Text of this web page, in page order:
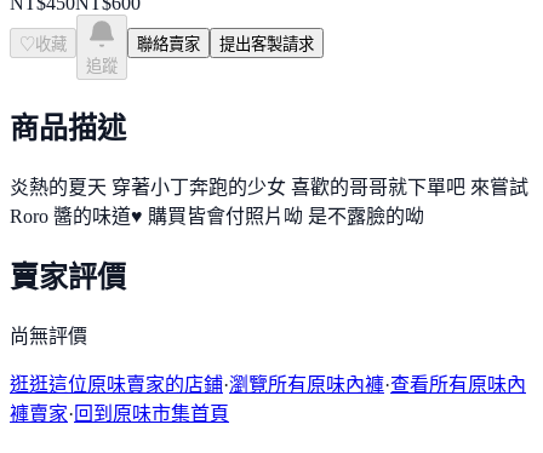
♡ 收藏
追蹤
聯絡賣家 提出客製請求
商品描述
炎熱的夏天 穿著小丁奔跑的少女 喜歡的哥哥就下單吧 來嘗試
Roro 醬的味道♥ 購買皆會付照片呦 是不露臉的呦
賣家評價
尚無評價
逛逛這位原味賣家的店鋪·瀏覽所有原味內褲·查看所有原味內
褲賣家·回到原味市集首頁